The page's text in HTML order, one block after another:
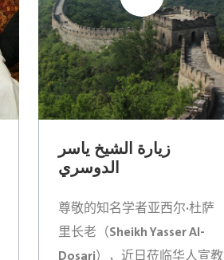
زيارة الشيخ ياسر
الدوسري
尊敬的知名学者亚西尔·杜萨
里长老（Sheikh Yasser Al-